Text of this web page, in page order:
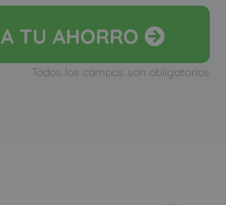
TU AHORRO
Todos los campos son obligatorios